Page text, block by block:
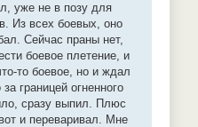
уже не в позу для
Из всех боевых, оно
Сейчас праны нет,
боевое плетение, и
то боевое, но и ждал
границей огненного
сразу выпил. Плюс
и переваривал. Мне